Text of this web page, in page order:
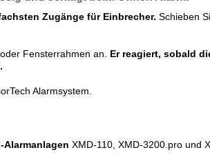
Zugänge für Einbrecher. Schieben
Fensterrahmen an. Er reagiert, sobald
Alarmsystem.
Alarmanlagen XMD-110, XMD-3200.pro und